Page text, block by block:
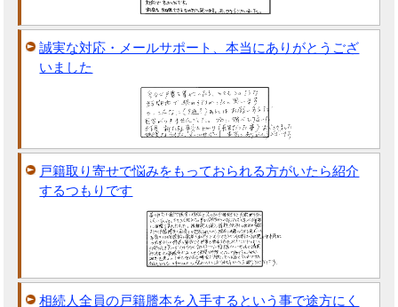
誠実な対応・メールサポート、本当にありがとうござ
いました
戸籍取り寄せで悩みをもっておられる方がいたら紹介
するつもりです
相続人全員の戸籍謄本を入手するという事で途方にく